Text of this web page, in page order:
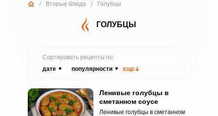
/ Вторые блюда / Голубцы
ГОЛУБЦЫ
Сортировать рецепты по:
дате
популярности ЕЩЕ
Ленивые голубцы в
сметанном соусе
Ленивые голубцы в сметанном